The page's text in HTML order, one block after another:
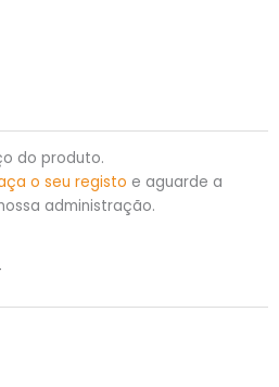
do produto.
o seu registo e aguarde a
administração.